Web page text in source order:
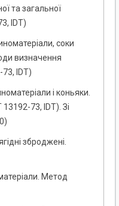
та загальної
IDT)
соки
визначення
IDT)
і коньяки.
73, IDT). Зі
зброджені.
Метод